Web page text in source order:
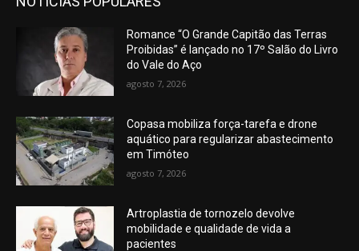
Romance “O Grande Capitão das Terras
Proibidas” é lançado no 17º Salão do Livro
do Vale do Aço
agosto 7, 2026
Copasa mobiliza força-tarefa e drone
aquático para regularizar abastecimento
em Timóteo
agosto 7, 2026
Artroplastia de tornozelo devolve
mobilidade e qualidade de vida a
pacientes